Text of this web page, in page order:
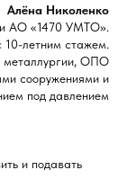
Алёна Николенко
АО «1470 УМТО».
10-летним стажем.
ОПО
сооружениями и
под давлением
и подавать